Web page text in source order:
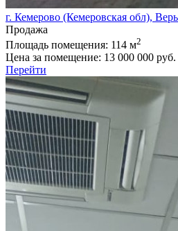
г. Кемерово (Кемеровская обл),
Продажа
Площадь помещения: 114 м2
Цена за помещение: 13 000 000 руб.
Перейти